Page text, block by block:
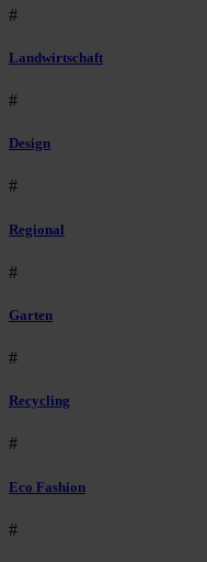
#
Landwirtschaft
#
Design
#
Regional
#
Garten
#
Recycling
#
Eco Fashion
#